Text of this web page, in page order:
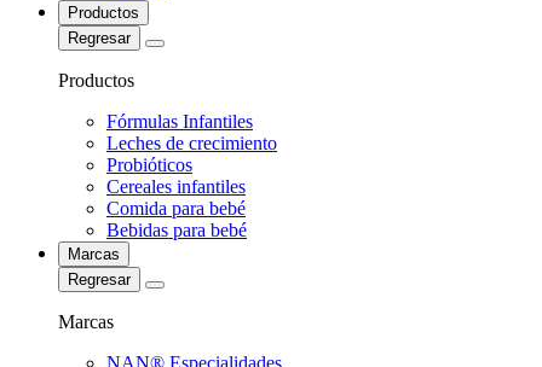
Productos
Regresar
Productos
Fórmulas Infantiles
Leches de crecimiento
Probióticos
Cereales infantiles
Comida para bebé
Bebidas para bebé
Marcas
Regresar
Marcas
NAN® Especialidades